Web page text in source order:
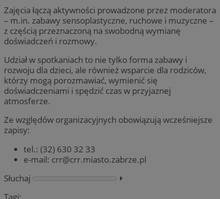
Zajęcia łączą aktywności prowadzone przez moderatora
– m.in. zabawy sensoplastyczne, ruchowe i muzyczne –
z częścią przeznaczoną na swobodną wymianę
doświadczeń i rozmowy.
Udział w spotkaniach to nie tylko forma zabawy i
rozwoju dla dzieci, ale również wsparcie dla rodziców,
którzy mogą porozmawiać, wymienić się
doświadczeniami i spędzić czas w przyjaznej
atmosferze.
Ze względów organizacyjnych obowiązują wcześniejsze
zapisy:
tel.: (32) 630 32 33
e-mail: crr@crr.miasto.zabrze.pl
Słuchaj
⏵︎
Tagi: